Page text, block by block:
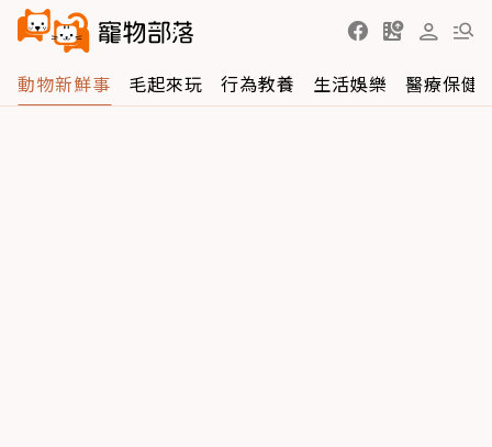
動物新鮮事 毛起來玩 行為教養 生活娛樂 醫療保健